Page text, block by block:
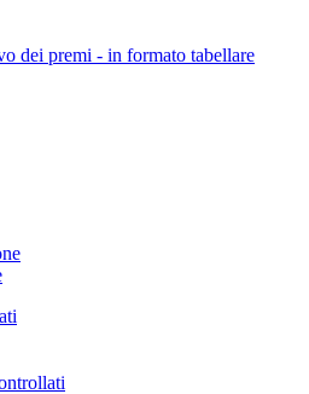
dei premi - in formato tabellare